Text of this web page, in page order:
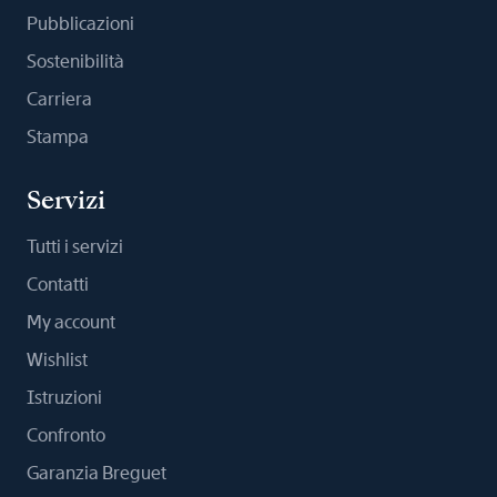
équipe de vente, avec une posture
managériale affirmée et exemplaire •
collaboration avec la Directrice de
Boutique, à contribuer activement aux
proposition. • Maîtrise avancée du CRM,
clientèle, incluant l’identification et le
avec le pilotage de la performance
commerciale, les indicateurs de suivi et
l’analyse des résultats • Sens aigu du
strict des standards de la Maison •
Leadership naturel, fiabilité, autonomie et
Pubblicazioni
Sostenibilità
Carriera
Stampa
Servizi
Tutti i servizi
Contatti
My account
Wishlist
Istruzioni
Confronto
Garanzia Breguet